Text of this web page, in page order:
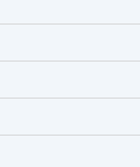
大森(東京)
大森(東京)
大森(東京)
大森(東京)